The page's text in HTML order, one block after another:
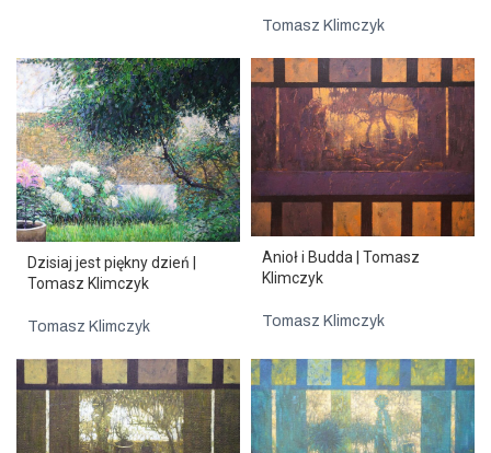
Tomasz Klimczyk
Dzisiaj jest piękny dzień |
Tomasz Klimczyk
Tomasz Klimczyk
Anioł i Budda | Tomasz
Klimczyk
Tomasz Klimczyk